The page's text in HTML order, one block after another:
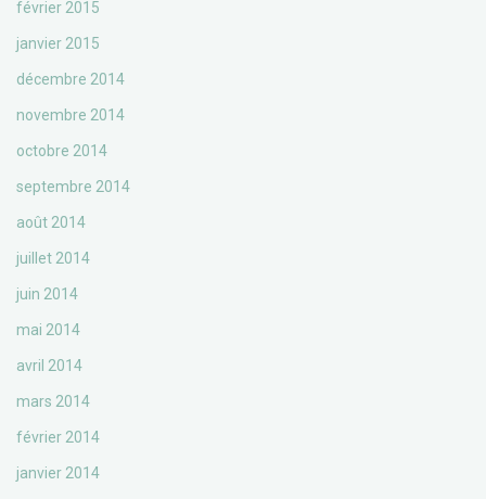
février 2015
janvier 2015
décembre 2014
novembre 2014
octobre 2014
septembre 2014
août 2014
juillet 2014
juin 2014
mai 2014
avril 2014
mars 2014
février 2014
janvier 2014